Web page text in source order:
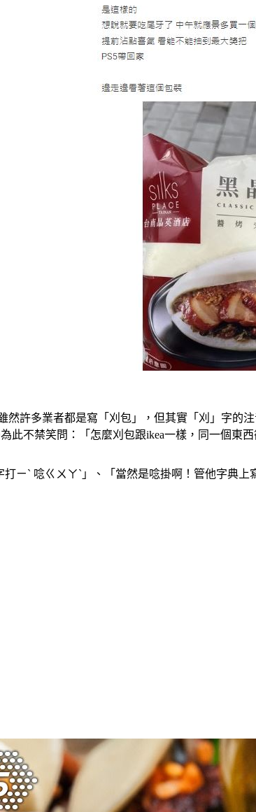
然許多業者都是寫「刈包」，但其實「刈」字的
此不禁笑問：「怎麼刈包跟ikea一樣，同一個東西
ㄧˋ 唸ㄍㄨㄚˋ」、「當然是唸掛啊！管他字典